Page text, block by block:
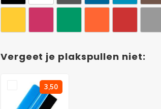
Vergeet je plakspullen niet:
3,50